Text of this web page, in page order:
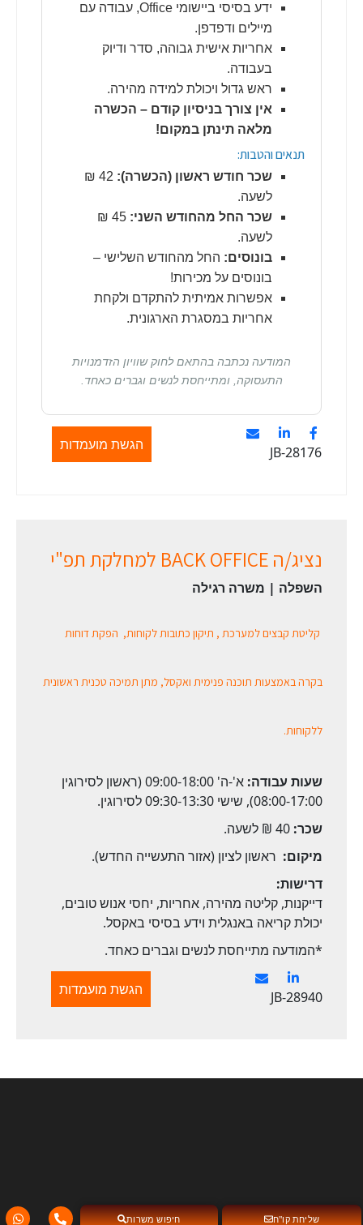
ידע בסיסי ביישומי Office, עבודה עם
מיילים ודפדפן.
אחריות אישית גבוהה, סדר ודיוק
בעבודה.
ראש גדול ויכולת למידה מהירה.
אין צורך בניסיון קודם – הכשרה
מלאה תינתן במקום!
תנאים והטבות:
שכר חודש ראשון (הכשרה):
42 ₪
לשעה.
שכר החל מהחודש השני:
45 ₪
לשעה.
בונוסים: החל מהחודש השלישי –
בונוסים על מכירות!
אפשרות אמיתית להתקדם ולקחת
אחריות במסגרת הארגונית.
המודעה נכתבה בהתאם לחוק שוויון הזדמנויות
התעסוקה, ומתייחסת לנשים וגברים כאחד.
JB-28176 הגשת מועמדות
נציג/ה BACK OFFICE למחלקת תפ"י
השפלה | משרה רגילה
קליטת קבצים למערכת , תיקון כתובות לקוחות, הפקת דוחות
בקרה באמצעות תוכנה פנימית ואקסל, מתן תמיכה טכנית ראשונית
ללקוחות.
שעות עבודה:
א'-ה' 09:00-18:00 (ראשון לסירוגין
08:00-17:00), שישי 09:30-13:30 לסירוגין.
שכר:
מיקום: ראשון לציון (אזור התעשייה החדש).
דרישות:
דייקנות, קליטה מהירה, אחריות, יחסי אנוש טובים,
יכולת קריאה באנגלית וידע בסיסי באקסל.
*המודעה מתייחסת לנשים וגברים כאחד.
JB-28940 הגשת מועמדות
שליחת קו"ח חיפוש משרות